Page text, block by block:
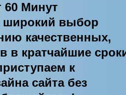
60 Минут
широкий выбор
качественных,
в кратчайшие
к
сайта без